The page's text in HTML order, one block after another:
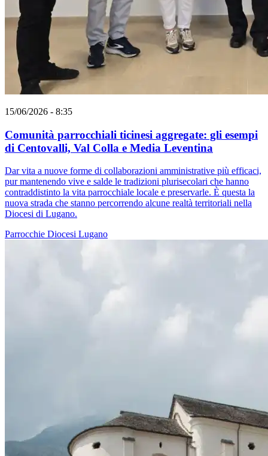
15/06/2026 - 8:35
Comunità parrocchiali ticinesi aggregate: gli esempi
di Centovalli, Val Colla e Media Leventina
Dar vita a nuove forme di collaborazioni amministrative più efficaci,
pur mantenendo vive e salde le tradizioni plurisecolari che hanno
contraddistinto la vita parrocchiale locale e preservarle. È questa la
nuova strada che stanno percorrendo alcune realtà territoriali nella
Diocesi di Lugano.
Parrocchie Diocesi Lugano